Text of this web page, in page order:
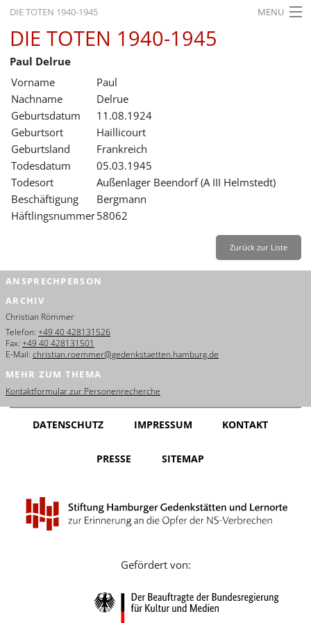
DIE TOTEN 1940-1945 MENU
STARTSEITE
AKTUELLES
AUSSTELLUNGEN
GESCHICHTE
BILDUNG
FORSCHUNG
SERVICE
Français
Dansk
Español
Nederlands
Português
Русский
Leichte Sprache
DIE TOTEN 1940-1945
Paul Delrue
Vorname
Paul
Nachname
Delrue
Geburtsdatum
11.08.1924
Geburtsort
Haillicourt
Geburtsland
Frankreich
Todesdatum
05.03.1945
Todesort
Außenlager Beendorf (A III Helmstedt)
Beschäftigung
Bergmann
Häftlingsnummer58062
Zurück zur Liste
ANSPRECHPERSON
ARCHIV
Christian Römmer
Telefon: +49 40 428131526
Fax: +49 40 428131501
E-Mail: christian.roemmer@gedenkstaetten.hamburg.de
MEHR ZUM THEMA
Kontaktformular zur Personenrecherche
DATENSCHUTZ IMPRESSUM KONTAKT
PRESSE SITEMAP
Gefördert von: